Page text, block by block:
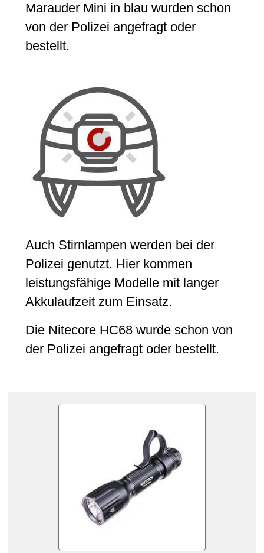
Marauder Mini in blau wurden schon
von der Polizei angefragt oder
bestellt.
Auch Stirnlampen werden bei der
Polizei genutzt. Hier kommen
leistungsfähige Modelle mit langer
Akkulaufzeit zum Einsatz.
Die Nitecore HC68 wurde schon von
der Polizei angefragt oder bestellt.